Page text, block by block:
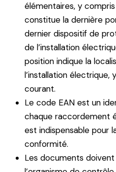
élémentaires, y
constitue la dernière
dernier dispositif de
de l’installation
position indique la
l’installation électrique,
courant.
Le code EAN est un
chaque raccordement
est indispensable pour
conformité.
Les documents